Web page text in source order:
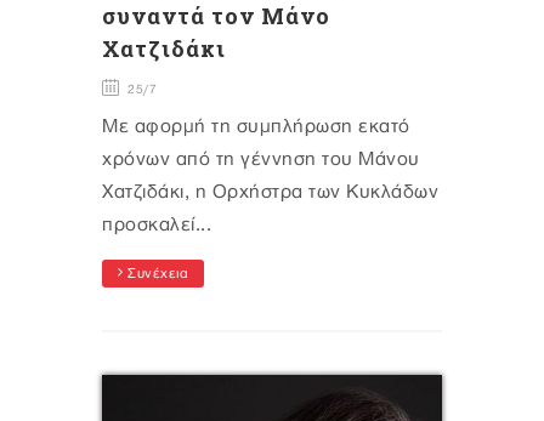
συναντά τον Μάνο
Χατζιδάκι
25/7
Με αφορμή τη συμπλήρωση εκατό
χρόνων από τη γέννηση του Μάνου
Χατζιδάκι, η Ορχήστρα των Κυκλάδων
προσκαλεί...
Συνέχεια